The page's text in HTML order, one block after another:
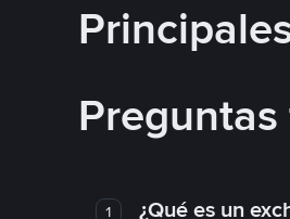
1 ¿Qué es un